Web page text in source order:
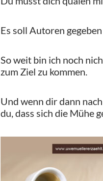
Es soll Autoren
So weit bin ich noch
zum Ziel zu kommen.
Und wenn dir dann
du, dass sich die Mühe